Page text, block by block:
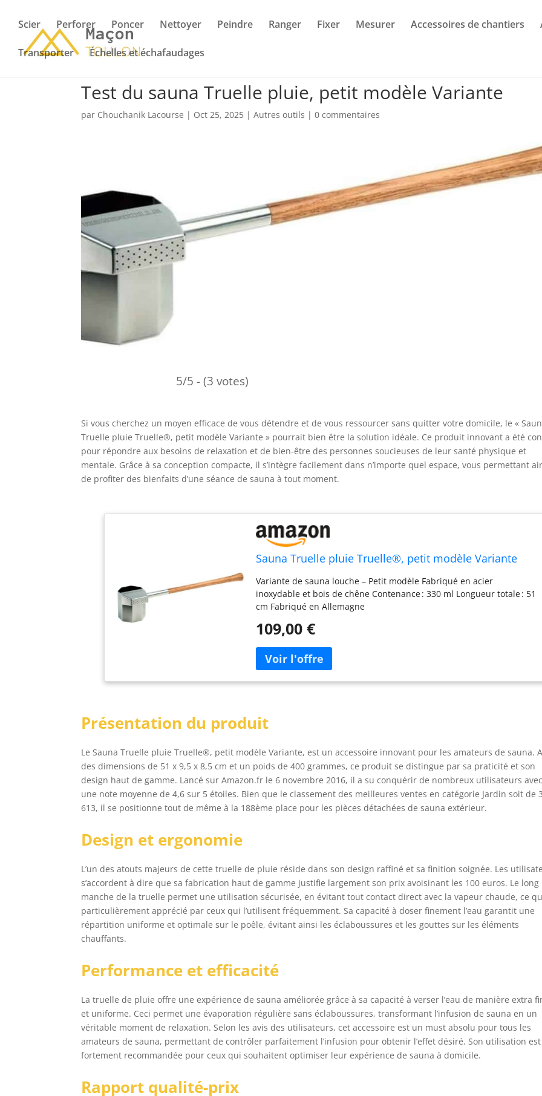
Scier Perforer Poncer Nettoyer Peindre Ranger Fixer Mesurer Accessoires de chantiers
Transporter Échelles et échafaudages
Test du sauna Truelle pluie, petit modèle Variante
par Chouchanik Lacourse | Oct 25, 2025 |Autres outils |0 commentaires
5/5 - (3 votes)
Si vous cherchez un moyen efficace de vous détendre et de vous ressourcer sans quitter votre domicile, le «
Truelle pluie Truelle®, petit modèle Variante » pourrait bien être la solution idéale. Ce produit innovant a été
pour répondre aux besoins de relaxation et de bien-être des personnes soucieuses de leur santé physique et
mentale. Grâce à sa conception compacte, il s’intègre facilement dans n’importe quel espace, vous permettant
de profiter des bienfaits d’une séance de sauna à tout moment.
Sauna Truelle pluie Truelle®, petit modèle Variante
Variante de sauna louche – Petit modèle Fabriqué en acier
inoxydable et bois de chêne Contenance : 330 ml Longueur totale : 51
cm Fabriqué en Allemagne
109,00 €
Présentation du produit
Le Sauna Truelle pluie Truelle®, petit modèle Variante, est un accessoire innovant pour les amateurs de sauna.
des dimensions de 51 x 9,5 x 8,5 cm et un poids de 400 grammes, ce produit se distingue par sa praticité et son
design haut de gamme. Lancé sur Amazon.fr le 6 novembre 2016, il a su conquérir de nombreux utilisateurs
une note moyenne de 4,6 sur 5 étoiles. Bien que le classement des meilleures ventes en catégorie Jardin soit de
613, il se positionne tout de même à la 188ème place pour les pièces détachées de sauna extérieur.
Design et ergonomie
L’un des atouts majeurs de cette truelle de pluie réside dans son design raffiné et sa finition soignée. Les
s’accordent à dire que sa fabrication haut de gamme justifie largement son prix avoisinant les 100 euros. Le long
manche de la truelle permet une utilisation sécurisée, en évitant tout contact direct avec la vapeur chaude, ce
particulièrement apprécié par ceux qui l’utilisent fréquemment. Sa capacité à doser finement l’eau garantit une
répartition uniforme et optimale sur le poêle, évitant ainsi les éclaboussures et les gouttes sur les éléments
chauffants.
Performance et efficacité
La truelle de pluie offre une expérience de sauna améliorée grâce à sa capacité à verser l’eau de manière extra
et uniforme. Ceci permet une évaporation régulière sans éclaboussures, transformant l’infusion de sauna en un
véritable moment de relaxation. Selon les avis des utilisateurs, cet accessoire est un must absolu pour tous les
amateurs de sauna, permettant de contrôler parfaitement l’infusion pour obtenir l’effet désiré. Son utilisation est
fortement recommandée pour ceux qui souhaitent optimiser leur expérience de sauna à domicile.
Rapport qualité-prix